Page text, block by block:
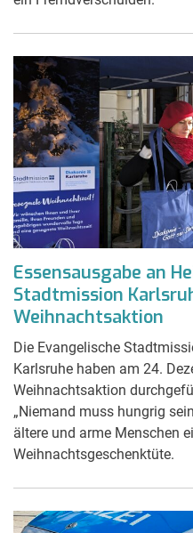
Essensausgabe an
Stadtmission
Weihnachtsaktion
Die Evangelische
Karlsruhe haben am 24.
Weihnachtsaktion
„Niemand muss hungrig
ältere und arme Menschen
Weihnachtsgeschenktüte.